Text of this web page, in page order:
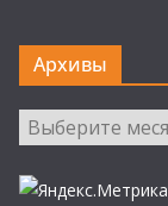
Архивы
Архивы